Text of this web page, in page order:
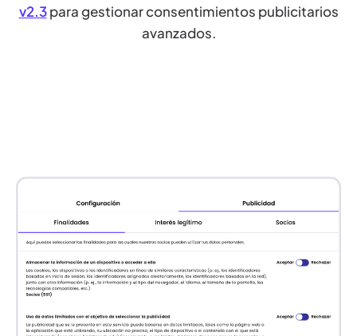
v2.3para gestionar consentimientos publicitarios
avanzados.